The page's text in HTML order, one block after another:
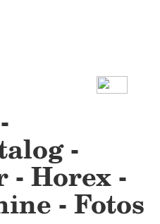
-
Horex -
- Fotos